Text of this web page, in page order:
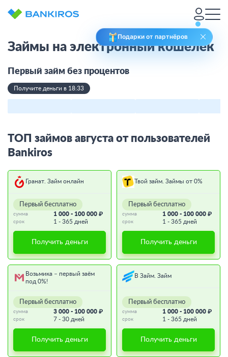
Подарки от партнёров
Займы на электронный кошелек
Первый займ без процентов
Получите деньги в 18:33
ТОП займов августа от пользователей
Bankiros
Гранат. Займ онлайн
Первый бесплатно
сумма 1 000 - 100 000 ₽
срок 1 - 365 дней
Получить деньги
Твой займ. Займы от 0%
Первый бесплатно
сумма 1 000 - 100 000 ₽
срок 1 - 365 дней
Получить деньги
Возьмика – первый заём
под 0%!
Первый бесплатно
сумма 3 000 - 100 000 ₽
срок 7 - 30 дней
Получить деньги
В Займ. Займ
Первый бесплатно
сумма 1 000 - 100 000 ₽
срок 1 - 365 дней
Получить деньги